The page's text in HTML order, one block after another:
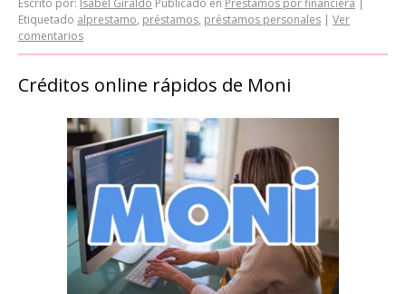
Escrito por: Isabel Giraldo Publicado en Prestamos por financiera |
Etiquetado alprestamo, préstamos, préstamos personales | Ver
comentarios
Créditos online rápidos de Moni